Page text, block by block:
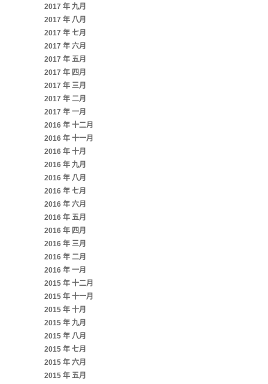
2017 年 九月
2017 年 八月
2017 年 七月
2017 年 六月
2017 年 五月
2017 年 四月
2017 年 三月
2017 年 二月
2017 年 一月
2016 年 十二月
2016 年 十一月
2016 年 十月
2016 年 九月
2016 年 八月
2016 年 七月
2016 年 六月
2016 年 五月
2016 年 四月
2016 年 三月
2016 年 二月
2016 年 一月
2015 年 十二月
2015 年 十一月
2015 年 十月
2015 年 九月
2015 年 八月
2015 年 七月
2015 年 六月
2015 年 五月